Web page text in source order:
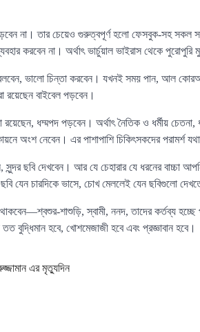
না। তার চেয়েও গুরুত্বপূর্ণ হলো ফেসবুক-সহ সকল
ব্যবহার করবেন না। অর্থাৎ ভার্চুয়াল ভাইরাস থেকে
ভালো চিন্তা করবেন। যখনই সময় পান, আল কোরআন
রয়েছেন বাইবেল পড়বেন।
রয়েছেন, ধম্মপদ পড়বেন। অর্থাৎ নৈতিক ও ধর্মীয়
অংশ নেবেন। এর পাশাপাশি চিকিৎসকদের পরামর্শ
সুন্দর ছবি দেখবেন। আর যে চেহারার যে ধরনের বাচ্চা
ছবি যেন চারদিকে ভাসে, চোখ মেললেই যেন ছবিগুলো
শাশুড়ি, স্বামী, ননদ, তাদের কর্তব্য
তত বুদ্ধিমান হবে, খোশমেজাজী হবে এবং প্রজ্ঞাবান হবে।
এর মৃত্যুদিন